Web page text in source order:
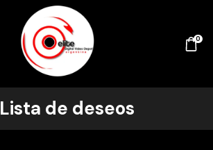
0
Lista de deseos